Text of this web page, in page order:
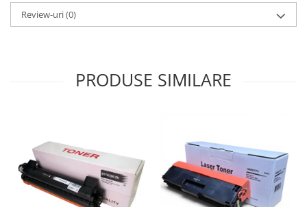
Review-uri(0)
PRODUSE SIMILARE